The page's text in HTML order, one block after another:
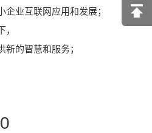
业互联网应用和发展；
的智慧和服务；